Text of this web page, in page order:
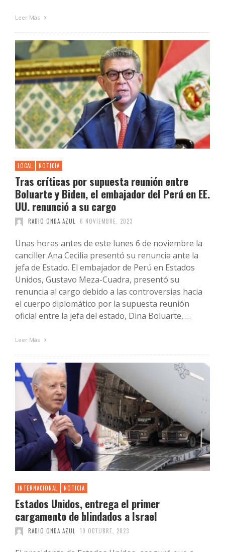
Leer Más
LOCAL NOTICIA
Tras críticas por supuesta reunión entre
Boluarte y Biden, el embajador del Perú en EE.
UU. renunció a su cargo
RADIO ONDA AZUL 6 NOVIEMBRE, 2023
Unas horas antes de este lunes 6 de noviembre la
canciller Ana Cecilia presentó su renuncia ante la
jefa de Estado. El embajador de Perú en Estados
Unidos, Gustavo Meza-Cuadra, presentó su
renuncia al cargo debido a las controversias hacia
el cuerpo diplomático por la supuesta reunión
oficial entre la jefa del estado, Dina Boluarte, …
Leer Más
INTERNACIONAL NOTICIA
Estados Unidos, entrega el primer
cargamento de blindados a Israel
RADIO ONDA AZUL 19 OCTUBRE, 2023